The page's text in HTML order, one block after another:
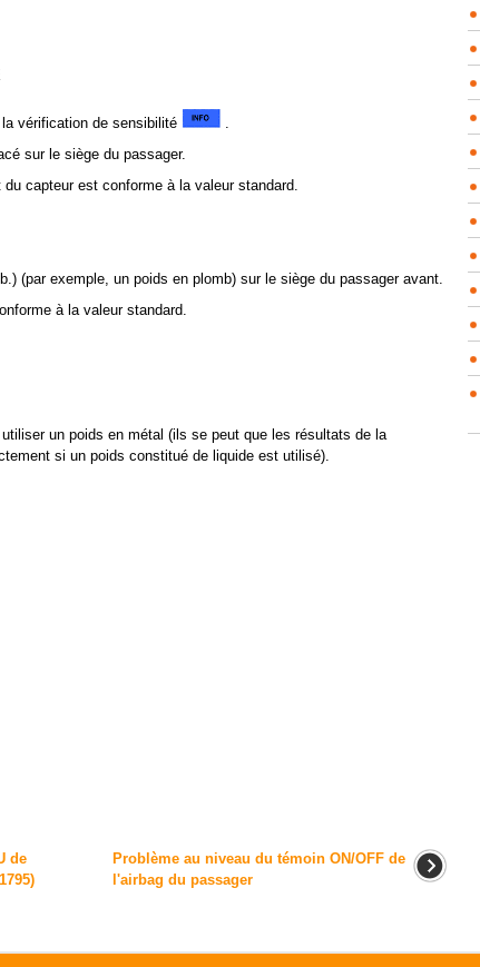
vérification de sensibilité
.
sur le siège du passager.
capteur est conforme à la valeur standard.
(par exemple, un poids en plomb) sur le siège du passager avant.
à la valeur standard.
un poids en métal (ils se peut que les résultats de la
si un poids constitué de liquide est utilisé).
de
Problème au niveau du témoin ON/OFF de
l'airbag du passager